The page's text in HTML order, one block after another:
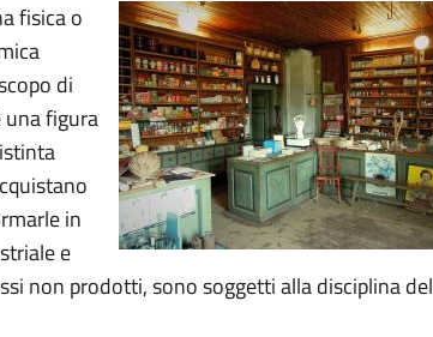
fisica o
di
figura
in
e
non prodotti, sono soggetti alla disciplina del